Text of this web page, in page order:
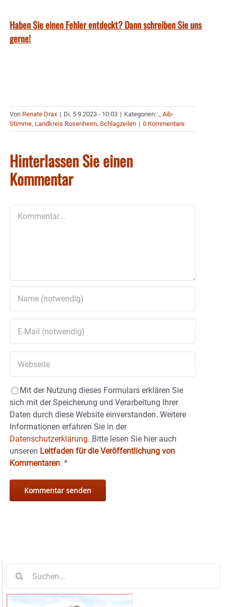
Haben Sie einen Fehler entdeckt? Dann schreiben Sie uns
gerne!
Von Renate Drax | Di. 5.9.2023 - 10:03 | Kategorien: ., Aib-
Stimme, Landkreis Rosenheim, Schlagzeilen | 0 Kommentare
Hinterlassen Sie einen
Kommentar
Mit der Nutzung dieses Formulars erklären Sie
sich mit der Speicherung und Verarbeitung Ihrer
Daten durch diese Website einverstanden. Weitere
Informationen erfahren Sie in der
Datenschutzerklärung. Bitte lesen Sie hier auch
unseren Leitfaden für die Veröffentlichung von
Kommentaren. *
nach: